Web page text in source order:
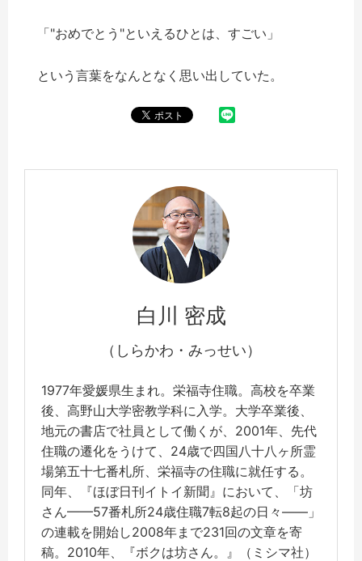
「"おめでとう"といえるひとは、すごい」
という言葉をなんとなく思い出していた。
白川 密成
（しらかわ・みっせい）
1977年愛媛県生まれ。栄福寺住職。高校を卒業
後、高野山大学密教学科に入学。大学卒業後、
地元の書店で社員として働くが、2001年、先代
住職の遷化をうけて、24歳で四国八十八ヶ所霊
場第五十七番札所、栄福寺の住職に就任する。
同年、『ほぼ日刊イトイ新聞』において、「坊
さん——57番札所24歳住職7転8起の日々——」
の連載を開始し2008年まで231回の文章を寄
稿。2010年、『ボクは坊さん。』（ミシマ社）